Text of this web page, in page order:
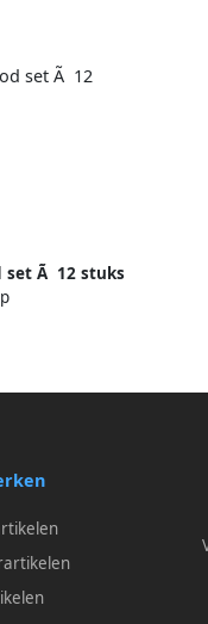
set Ã 12 stuks